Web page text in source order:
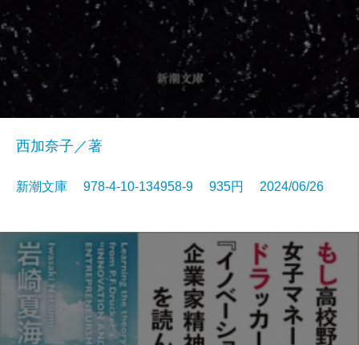
西加奈子／著
新潮文庫 978-4-10-134958-9 935円 2024/06/26